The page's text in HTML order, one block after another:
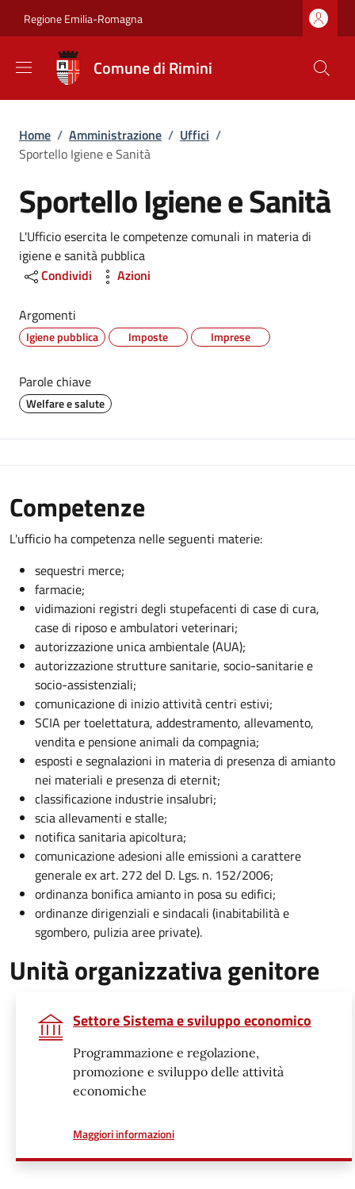
Regione Emilia-Romagna
Comune di Rimini
Briciole di pane
Home / Amministrazione / Uffici /
Sportello Igiene e Sanità
Sportello Igiene e Sanità
Dettagli
L'Ufficio esercita le competenze comunali in materia di
igiene e sanità pubblica
Condividi
Azioni
Argomenti
Igiene pubblica Imposte Imprese
Parole chiave
Welfare e salute
Competenze
L'ufficio ha competenza nelle seguenti materie:
sequestri merce;
farmacie;
vidimazioni registri degli stupefacenti di case di cura,
case di riposo e ambulatori veterinari;
autorizzazione unica ambientale (AUA);
autorizzazione strutture sanitarie, socio-sanitarie e
socio-assistenziali;
comunicazione di inizio attività centri estivi;
SCIA per toelettatura, addestramento, allevamento,
vendita e pensione animali da compagnia;
esposti e segnalazioni in materia di presenza di amianto
nei materiali e presenza di eternit;
classificazione industrie insalubri;
scia allevamenti e stalle;
notifica sanitaria apicoltura;
comunicazione adesioni alle emissioni a carattere
generale ex art. 272 del D. Lgs. n. 152/2006;
ordinanza bonifica amianto in posa su edifici;
ordinanze dirigenziali e sindacali (inabitabilità e
sgombero, pulizia aree private).
Unità organizzativa genitore
Settore Sistema e sviluppo economico
Programmazione e regolazione,
promozione e sviluppo delle attività
economiche
Maggiori informazionia proposito di